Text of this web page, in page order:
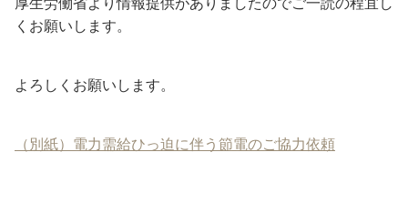
くお願いします。
よろしくお願いします。
（別紙）電力需給ひっ迫に伴う節電のご協力依頼